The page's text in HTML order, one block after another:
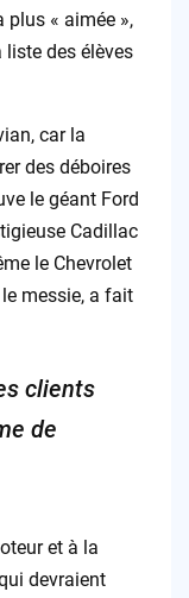
plus « aimée »,
liste des élèves
car la
des déboires
le géant Ford
Cadillac
le Chevrolet
messie, a fait
clients
de
et à la
devraient